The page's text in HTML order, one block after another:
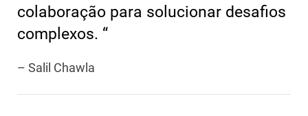
colaboração para solucionar desafios
complexos. “
– Salil Chawla